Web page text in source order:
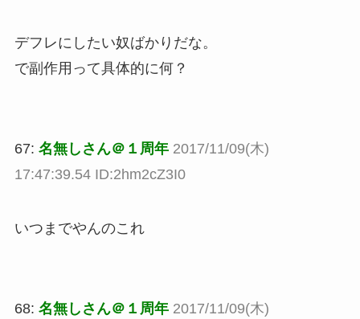
デフレにしたい奴ばかりだな。
で副作用って具体的に何？
67: 名無しさん＠１周年 2017/11/09(木)
17:47:39.54 ID:2hm2cZ3I0
いつまでやんのこれ
68: 名無しさん＠１周年 2017/11/09(木)